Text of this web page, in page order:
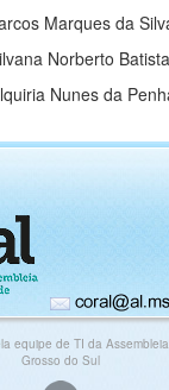
Marques da
Norberto Batista
Nunes da
equipe de TI da
Grosso do Sul